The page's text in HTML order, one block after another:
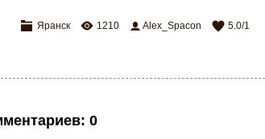
Яранск 1210 Alex_Spacon 5.0/1
: 0